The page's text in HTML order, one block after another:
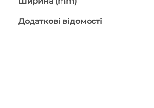
Додаткові відомості